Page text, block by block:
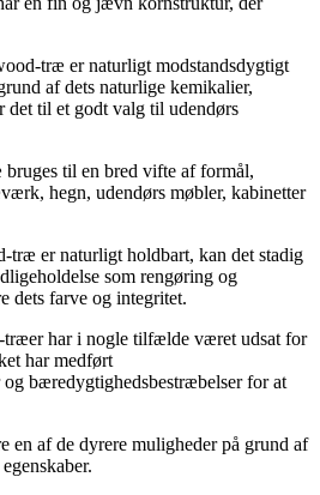
træ er naturligt modstandsdygtigt
af dets naturlige kemikalier,
det til et godt valg til udendørs
til en bred vifte af formål,
hegn, udendørs møbler, kabinetter
træ er naturligt holdbart, kan det stadig
som rengøring og
dets farve og integritet.
har i nogle tilfælde været udsat for
har medført
og bæredygtighedsbestræbelser for at
af de dyrere muligheder på grund af